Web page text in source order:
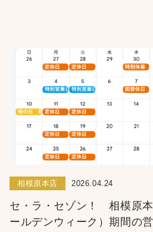
相模原本店 2026.04.24
セ・ラ・セゾン！ 相模原
ールデンウィーク）期間の